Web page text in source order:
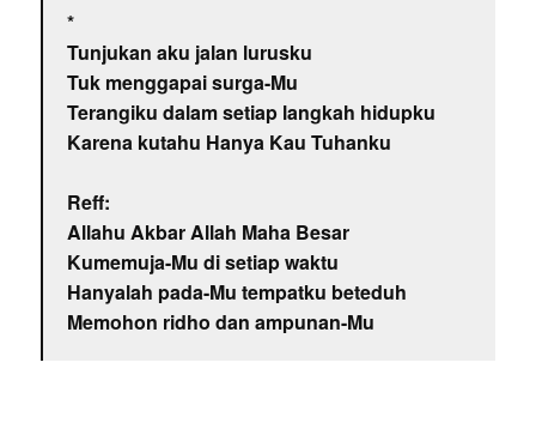
*
Tunjukan aku jalan lurusku
Tuk menggapai surga-Mu
Terangiku dalam setiap langkah hidupku
Karena kutahu Hanya Kau Tuhanku
Reff:
Allahu Akbar Allah Maha Besar
Kumemuja-Mu di setiap waktu
Hanyalah pada-Mu tempatku beteduh
Memohon ridho dan ampunan-Mu